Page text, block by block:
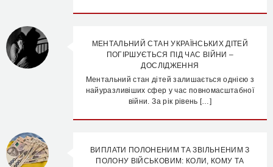
МЕНТАЛЬНИЙ СТАН УКРАЇНСЬКИХ ДІТЕЙ
ПОГІРШУЄТЬСЯ ПІД ЧАС ВІЙНИ –
ДОСЛІДЖЕННЯ
Ментальний стан дітей залишається однією з
найуразливіших сфер у час повномасштабної
війни. За рік рівень […]
ВИПЛАТИ ПОЛОНЕНИМ ТА ЗВІЛЬНЕНИМ З
ПОЛОНУ ВІЙСЬКОВИМ: КОЛИ, КОМУ ТА